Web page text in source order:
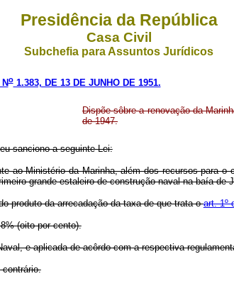
Presidência da República
Casa Civil
Subchefia para Assuntos Jurídicos
No1.383, DE 13 DE JUNHO DE 1951.
Dispõe sôbre a renovação da
de 1947.
sanciono a seguinte Lei:
ao Ministério da Marinha, além dos recursos para
grande estaleiro de construção naval na baía de
produto da arrecadação da taxa de que trata oart. 1º
(oito por cento).
e aplicada de acôrdo com a respectiva